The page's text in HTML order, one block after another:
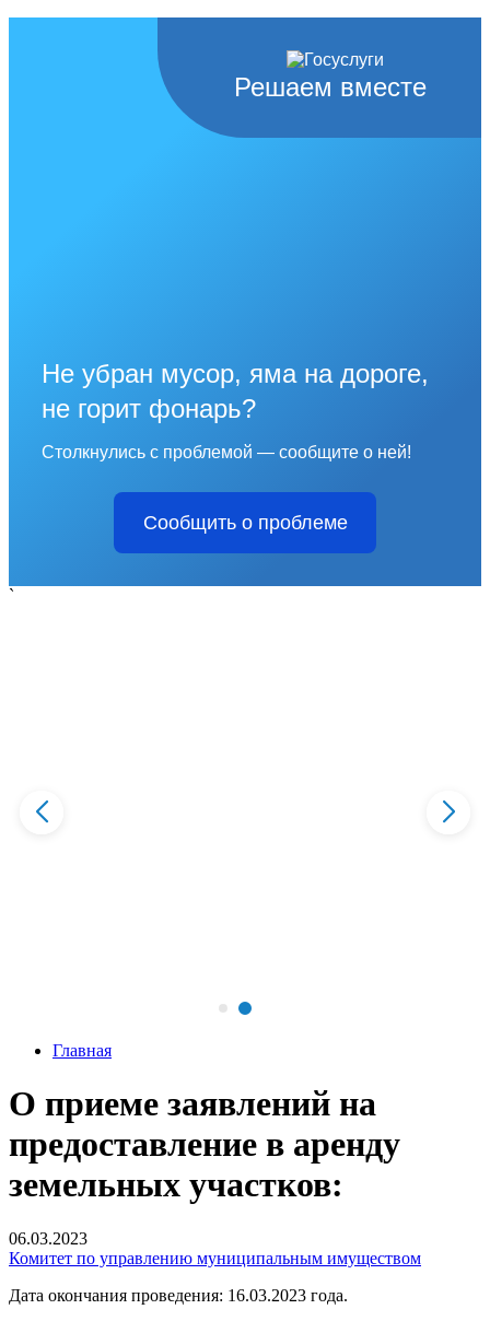
Решаем вместе
Не убран мусор, яма на дороге,
не горит фонарь?
Столкнулись с проблемой — сообщите о ней!
Сообщить о проблеме
`
Главная
О приеме заявлений на
предоставление в аренду
земельных участков:
06.03.2023
Комитет по управлению муниципальным имуществом
Дата окончания проведения: 16.03.2023 года.